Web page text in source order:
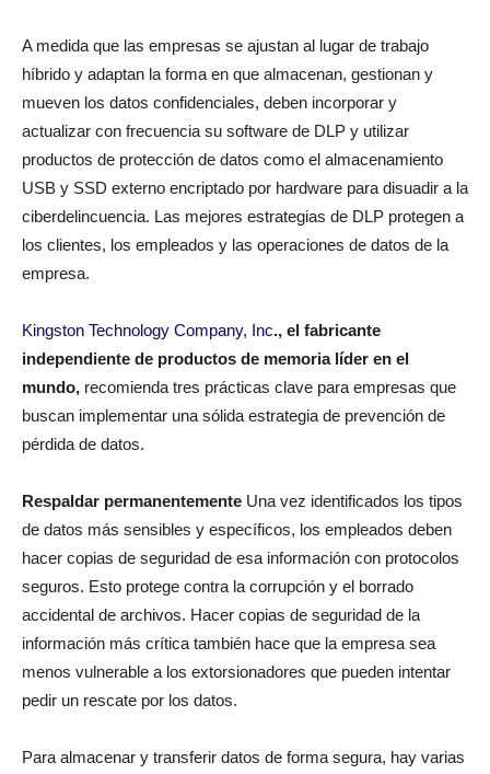
A medida que las empresas se ajustan al lugar de trabajo
híbrido y adaptan la forma en que almacenan, gestionan y
mueven los datos confidenciales, deben incorporar y
actualizar con frecuencia su software de DLP y utilizar
productos de protección de datos como el almacenamiento
USB y SSD externo encriptado por hardware para disuadir a la
ciberdelincuencia. Las mejores estrategias de DLP protegen a
los clientes, los empleados y las operaciones de datos de la
empresa.
Kingston Technology Company, Inc., el fabricante
independiente de productos de memoria líder en el
mundo, recomienda tres prácticas clave para empresas que
buscan implementar una sólida estrategia de prevención de
pérdida de datos.
Respaldar permanentemente Una vez identificados los tipos
de datos más sensibles y específicos, los empleados deben
hacer copias de seguridad de esa información con protocolos
seguros. Esto protege contra la corrupción y el borrado
accidental de archivos. Hacer copias de seguridad de la
información más crítica también hace que la empresa sea
menos vulnerable a los extorsionadores que pueden intentar
pedir un rescate por los datos.
Para almacenar y transferir datos de forma segura, hay varias